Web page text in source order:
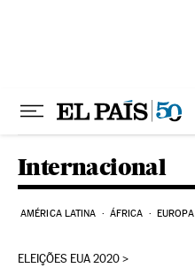
Internacional
AMÉRICA LATINA ÁFRICA EUROPA
ELEIÇÕES EUA 2020